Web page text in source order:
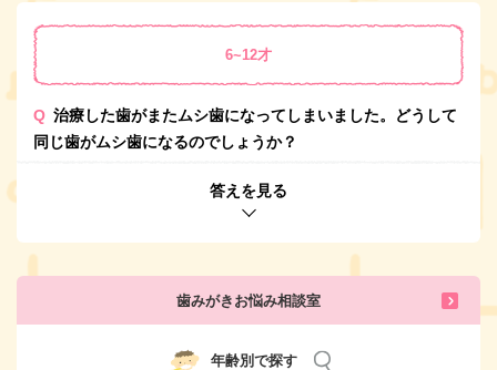
6~12才
Q 治療した歯がまたムシ歯になってしまいました。どうして
同じ歯がムシ歯になるのでしょうか？
答えを見る
歯みがきお悩み相談室
年齢別で探す